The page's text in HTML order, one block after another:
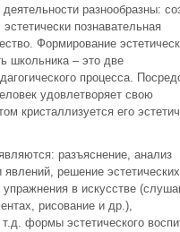
разнообразны:
познавательная
Формирование
школьника – это две
процесса.
удовлетворяет свою
кристаллизуется его
разъяснение, анализ
решение
в искусстве
рисование и др.),
формы эстетического